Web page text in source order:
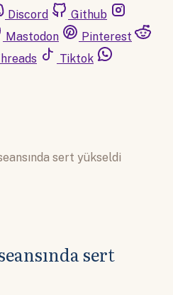
Discord
Github
Mastodon
Pinterest
Tiktok
sert yükseldi
sert